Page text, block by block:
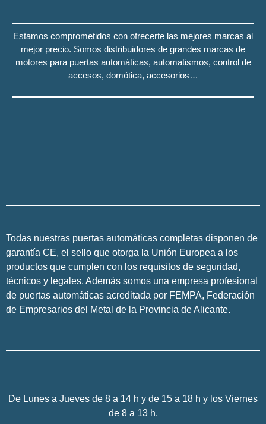
Estamos comprometidos con ofrecerte las mejores marcas al
mejor precio. Somos distribuidores de grandes marcas de
motores para puertas automáticas, automatismos, control de
accesos, domótica, accesorios…
Todas nuestras puertas automáticas completas disponen de
garantía CE, el sello que otorga la Unión Europea a los
productos que cumplen con los requisitos de seguridad,
técnicos y legales. Además somos una empresa profesional
de puertas automáticas acreditada por FEMPA, Federación
de Empresarios del Metal de la Provincia de Alicante.
De Lunes a Jueves de 8 a 14 h y de 15 a 18 h y los Viernes
de 8 a 13 h.